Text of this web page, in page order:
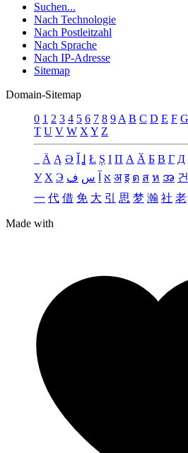
Suchen...
Nach Technologie
Nach Postleitzahl
Nach Sprache
Nach IP-Adresse
Sitemap
Domain-Sitemap
0 1 2 3 4 5 6 7 8 9 A B C D E F G
T U V W X Y Z
Ä Ą Ə Ǐ Ʝ Ł Ș Ι Π А Ӑ Б В Г Д
У Х Э א س ف अ इ ต ส ห အ 건
一 代 借 免 大 引 思 梦 瀚 社 老
Made with